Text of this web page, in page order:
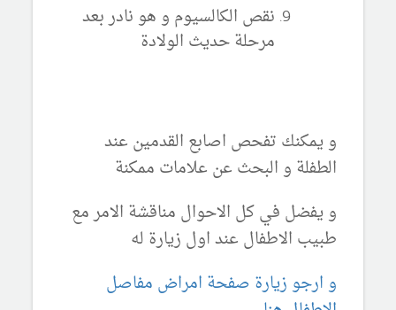
نقص الكالسيوم و هو نادر بعد
مرحلة حديث الولادة
و يمكنك تفحص اصابع القدمين عند
الطفلة و البحث عن علامات ممكنة
و يفضل في كل الاحوال مناقشة الامر مع
طبيب الاطفال عند اول زيارة له
و ارجو زيارة صفحة امراض مفاصل